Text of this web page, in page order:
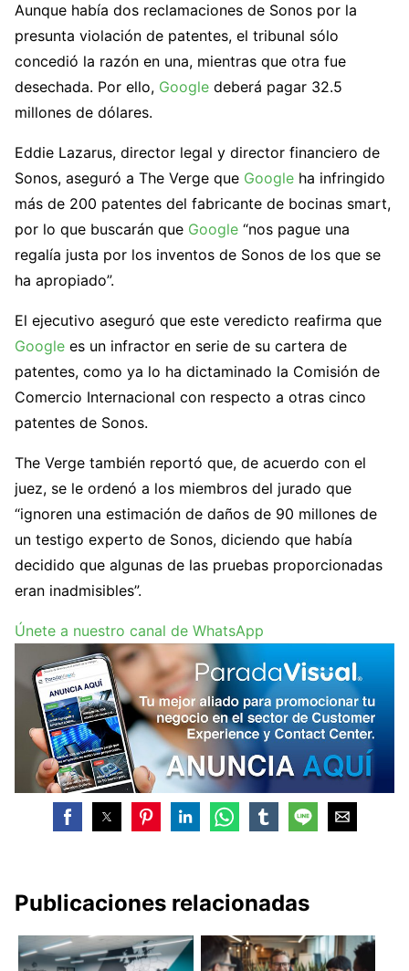
Aunque había dos reclamaciones de Sonos por la
presunta violación de patentes, el tribunal sólo
concedió la razón en una, mientras que otra fue
desechada. Por ello, Google deberá pagar 32.5
millones de dólares.
Eddie Lazarus, director legal y director financiero de
Sonos, aseguró a The Verge que Google ha infringido
más de 200 patentes del fabricante de bocinas smart,
por lo que buscarán que Google “nos pague una
regalía justa por los inventos de Sonos de los que se
ha apropiado”.
El ejecutivo aseguró que este veredicto reafirma que
Google es un infractor en serie de su cartera de
patentes, como ya lo ha dictaminado la Comisión de
Comercio Internacional con respecto a otras cinco
patentes de Sonos.
The Verge también reportó que, de acuerdo con el
juez, se le ordenó a los miembros del jurado que
“ignoren una estimación de daños de 90 millones de
un testigo experto de Sonos, diciendo que había
decidido que algunas de las pruebas proporcionadas
eran inadmisibles”.
Únete a nuestro canal de WhatsApp
Publicaciones relacionadas